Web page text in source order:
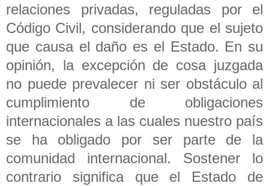
relaciones privadas, reguladas por el
Código Civil, considerando que el sujeto
que causa el daño es el Estado. En su
opinión, la excepción de cosa juzgada
no puede prevalecer ni ser obstáculo al
cumplimiento de obligaciones
internacionales a las cuales nuestro país
se ha obligado por ser parte de la
comunidad internacional. Sostener lo
contrario significa que el Estado de